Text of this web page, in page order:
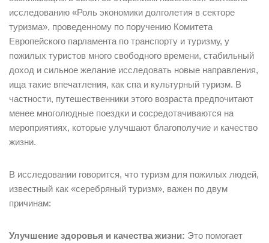
исследованию «Роль экономики долголетия в секторе
туризма», проведенному по поручению Комитета
Европейского парламента по транспорту и туризму, у
пожилых туристов много свободного времени, стабильный
доход и сильное желание исследовать новые направления,
ища такие впечатления, как спа и культурный туризм. В
частности, путешественники этого возраста предпочитают
менее многолюдные поездки и сосредотачиваются на
мероприятиях, которые улучшают благополучие и качество
жизни.
В исследовании говорится, что туризм для пожилых людей,
известный как «серебряный туризм», важен по двум
причинам:
Улучшение здоровья и качества жизни: Это помогает